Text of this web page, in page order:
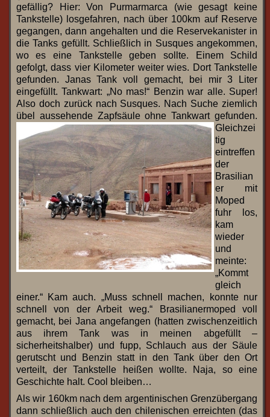
gefällig? Hier: Von Purmarmarca (wie gesagt keine
Tankstelle) losgefahren, nach über 100km auf Reserve
gegangen, dann angehalten und die Reservekanister in
die Tanks gefüllt. Schließlich in Susques angekommen,
wo es eine Tankstelle geben sollte. Einem Schild
gefolgt, dass vier Kilometer weiter wies. Dort Tankstelle
gefunden. Janas Tank voll gemacht, bei mir 3 Liter
eingefüllt. Tankwart: „No mas!“ Benzin war alle. Super!
Also doch zurück nach Susques. Nach Suche ziemlich
übel aussehende Zapfsäule ohne Tankwart gefunden.
Gleichzei
tig
eintreffen
der
Brasilian
er mit
Moped
fuhr los,
kam
wieder
und
meinte:
„Kommt
gleich
einer.“ Kam auch. „Muss schnell machen, konnte nur
schnell von der Arbeit weg.“ Brasilianermoped voll
gemacht, bei Jana angefangen (hatten zwischenzeitlich
aus ihrem Tank was in meinen abgefüllt –
sicherheitshalber) und fupp, Schlauch aus der Säule
gerutscht und Benzin statt in den Tank über den Ort
verteilt, der Tankstelle heißen wollte. Naja, so eine
Geschichte halt. Cool bleiben…
Als wir 160km nach dem argentinischen Grenzübergang
dann schließlich auch den chilenischen erreichten (das